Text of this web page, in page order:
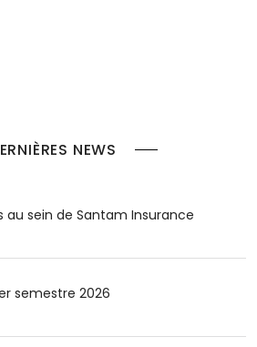
NEWS
au sein de Santam Insurance
semestre 2026